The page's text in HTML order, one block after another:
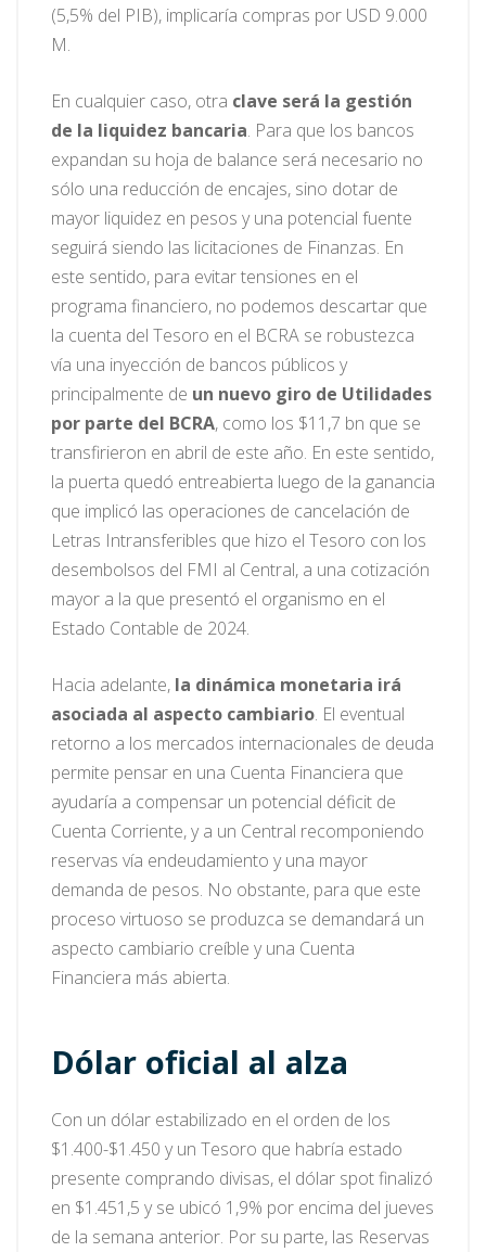
(5,5% del PIB), implicaría compras por USD 9.000
M.
En cualquier caso, otra clave será la gestión
de la liquidez bancaria. Para que los bancos
expandan su hoja de balance será necesario no
sólo una reducción de encajes, sino dotar de
mayor liquidez en pesos y una potencial fuente
seguirá siendo las licitaciones de Finanzas. En
este sentido, para evitar tensiones en el
programa financiero, no podemos descartar que
la cuenta del Tesoro en el BCRA se robustezca
vía una inyección de bancos públicos y
principalmente de un nuevo giro de Utilidades
por parte del BCRA, como los $11,7 bn que se
transfirieron en abril de este año. En este sentido,
la puerta quedó entreabierta luego de la ganancia
que implicó las operaciones de cancelación de
Letras Intransferibles que hizo el Tesoro con los
desembolsos del FMI al Central, a una cotización
mayor a la que presentó el organismo en el
Estado Contable de 2024.
Hacia adelante, la dinámica monetaria irá
asociada al aspecto cambiario. El eventual
retorno a los mercados internacionales de deuda
permite pensar en una Cuenta Financiera que
ayudaría a compensar un potencial déficit de
Cuenta Corriente, y a un Central recomponiendo
reservas vía endeudamiento y una mayor
demanda de pesos. No obstante, para que este
proceso virtuoso se produzca se demandará un
aspecto cambiario creíble y una Cuenta
Financiera más abierta.
Dólar oficial al alza
Con un dólar estabilizado en el orden de los
$1.400-$1.450 y un Tesoro que habría estado
presente comprando divisas, el dólar spot finalizó
en $1.451,5 y se ubicó 1,9% por encima del jueves
de la semana anterior. Por su parte, las Reservas